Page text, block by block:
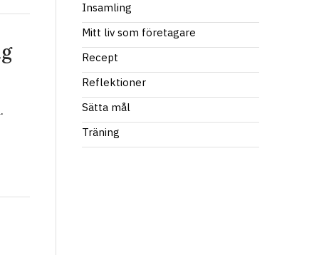
Insamling
Mitt liv som företagare
Recept
Reflektioner
Sätta mål
Träning